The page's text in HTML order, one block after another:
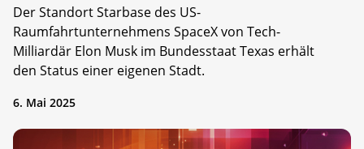
Der Standort Starbase des US-
Raumfahrtunternehmens SpaceX von Tech-
Milliardär Elon Musk im Bundesstaat Texas erhält
den Status einer eigenen Stadt.
6. Mai 2025